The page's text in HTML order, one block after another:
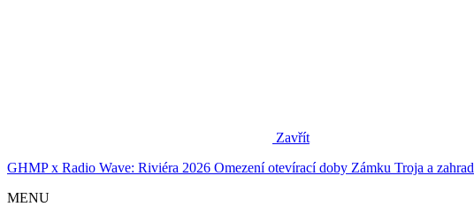
Zavřít
GHMP x Radio Wave: Riviéra 2026 Omezení otevírací doby Zámku Troja a zahrad
MENU